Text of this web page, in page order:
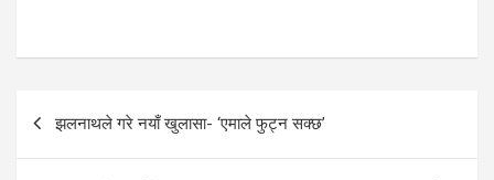
Post
navigation
झलनाथले गरे नयाँ खुलासा- ‘एमाले फुट्न सक्छ’